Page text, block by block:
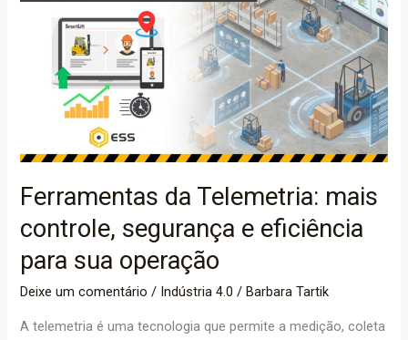
Ferramentas da Telemetria: mais
controle, segurança e eficiência
para sua operação
Deixe um comentário / Indústria 4.0 /Barbara Tartik
A telemetria é uma tecnologia que permite a medição, coleta
Telemetria:
controle,
segurança
para
sua
operação